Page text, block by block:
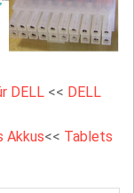
DELL << DELL
Akkus<< Tablets